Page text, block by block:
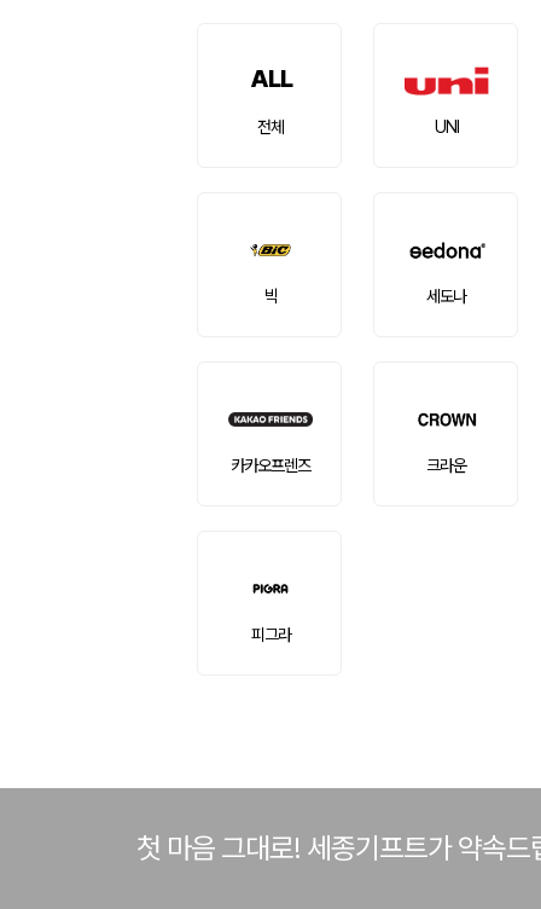
ALL
전체 UNI
빅 세도나
카카오프렌즈 크라운
피그라
첫 마음 그대로! 세종기프트가 약속드